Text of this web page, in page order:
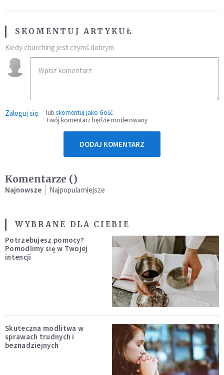
SKOMENTUJ ARTYKUŁ
Kiedy churching jest czymś dobrym
Zaloguj się lub skomentuj jako Gość
Twój komentarz będzie moderowany
DODAJ KOMENTARZ
Komentarze ()
Najnowsze Najpopularniejsze
WYBRANE DLA CIEBIE
Potrzebujesz pomocy?
Pomodlimy się w Twojej
intencji
Skuteczna modlitwa w
sprawach trudnych i
beznadziejnych